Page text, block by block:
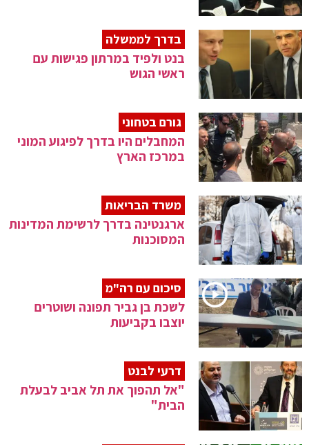
בדרך לממשלה
בנט ולפיד במרתון פגישות עם
ראשי הגוש
גורם בטחוני
המחבלים היו בדרך לפיגוע המוני
במרכז הארץ
משרד הבריאות
ארגנטינה בדרך לרשימת המדינות
המסוכנות
סיכום עם רה"מ
לשכת בן גביר תפונה ושוטרים
יוצבו בקביעות
דרעי לבנט
"אל תהפוך את תל אביב לבעלת
הבית"